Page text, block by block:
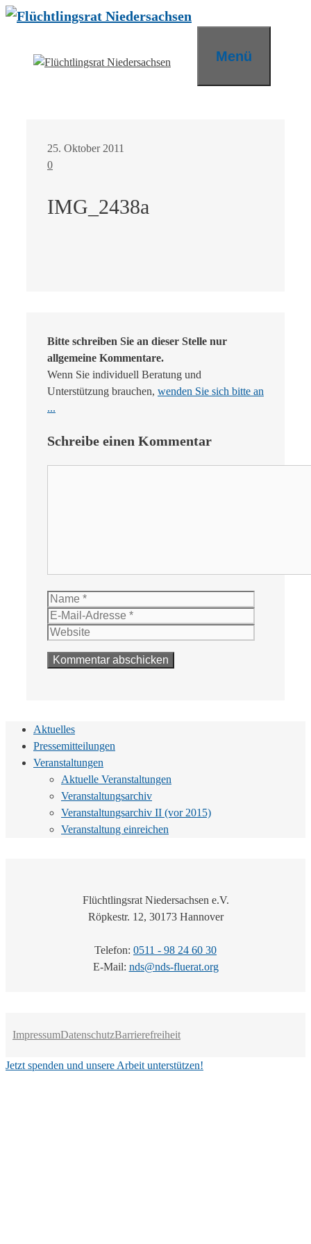
Zum
Menü
25. Oktober 2011
0
IMG_2438a
Bitte schreiben Sie an dieser Stelle nur
allgemeine Kommentare.
Wenn Sie individuell Beratung und
Unterstützung brauchen, wenden Sie sich bitte an
...
Schreibe einen Kommentar
Name
Aktuelles
Pressemitteilungen
Veranstaltungen
Aktuelle Veranstaltungen
Veranstaltungsarchiv
Veranstaltungsarchiv II (vor 2015)
Veranstaltung einreichen
Flüchtlingsrat Niedersachsen e.V.
Röpkestr. 12, 30173 Hannover
Telefon: 0511 - 98 24 60 30
E-Mail: nds@nds-fluerat.org
ImpressumDatenschutzBarrierefreiheit
Jetzt spenden und unsere Arbeit unterstützen!